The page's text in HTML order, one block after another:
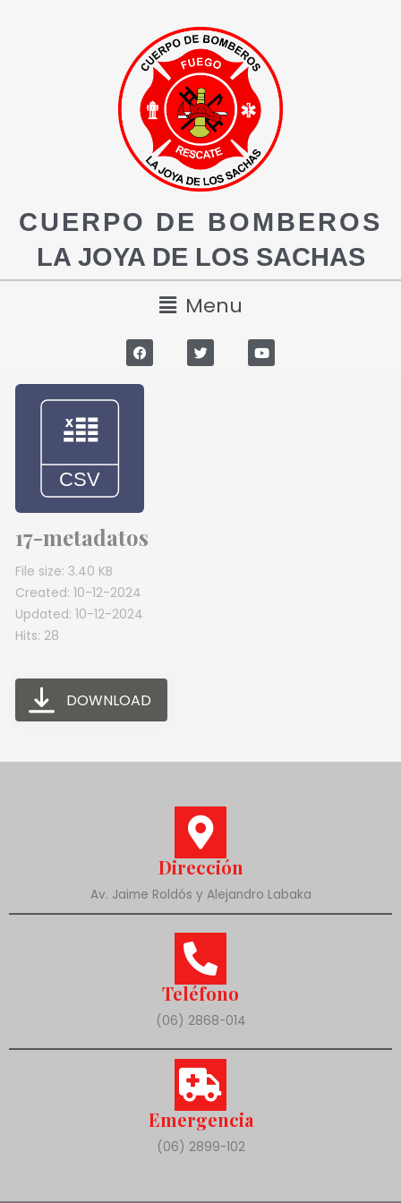
CUERPO DE BOMBEROS
LA JOYA DE LOS SACHAS
Menu
17-metadatos
File size: 3.40 KB
Created: 10-12-2024
Updated: 10-12-2024
Hits: 28
DOWNLOAD
Dirección
Av. Jaime Roldós y Alejandro Labaka
Teléfono
(06) 2868-014
Emergencia
(06) 2899-102